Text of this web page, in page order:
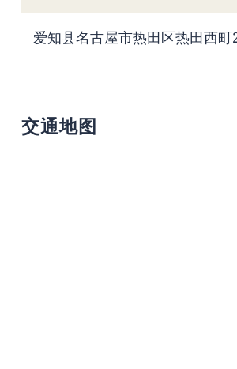
爱知县名古屋市热田区热田西町
交通地图